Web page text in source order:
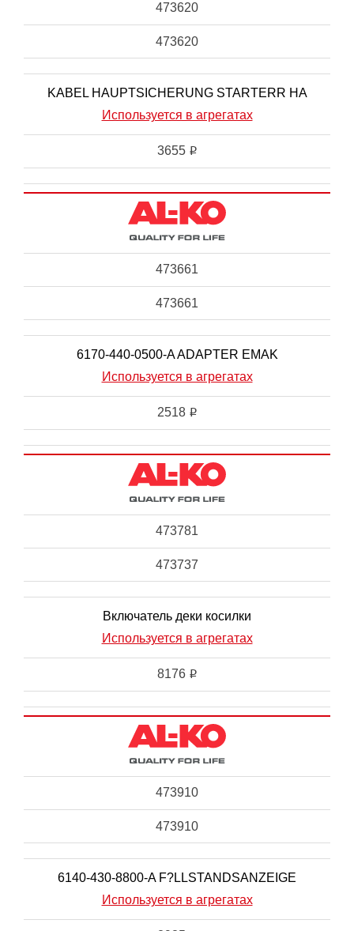
473620
473620
KABEL HAUPTSICHERUNG STARTERR HA
Используется в агрегатах
3655 i
473661
473661
6170-440-0500-A ADAPTER EMAK
Используется в агрегатах
2518 i
473781
473737
Включатель деки косилки
Используется в агрегатах
8176 i
473910
473910
6140-430-8800-A F?LLSTANDSANZEIGE
Используется в агрегатах